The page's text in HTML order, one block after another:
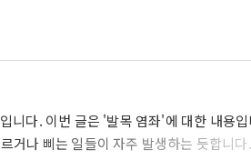
하는 방식도 여러 가지인데요, 누군가는 "
깥쪽이 아파요"라고 표현하기도 합니다.
모르시는 경우가 대부분이기 때문에 당연
니다. 이번 글은 '발목 염좌'에 대한 내용
나 삐는 일들이 자주 발생하는 듯합니다.